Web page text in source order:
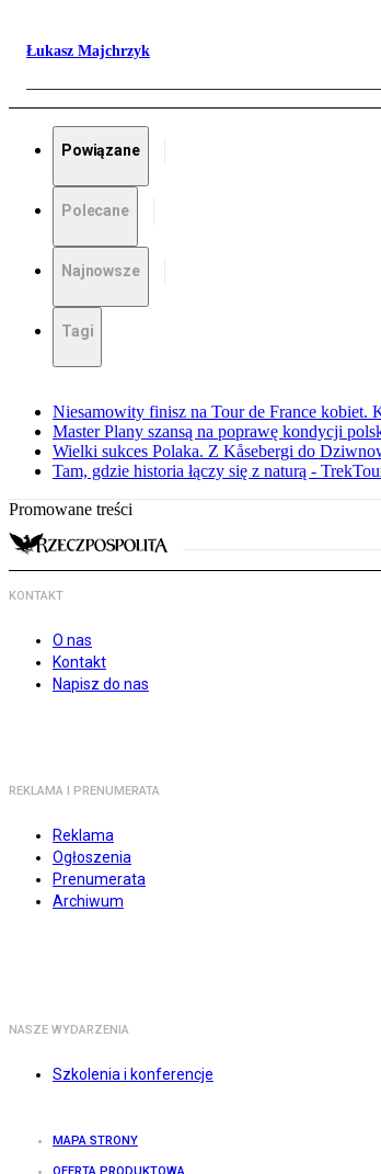
Łukasz Majchrzyk
Powiązane
Polecane
Najnowsze
Tagi
Niesamowity finisz na Tour de France kobiet.
Master Plany szansą na poprawę kondycji
Wielki sukces Polaka. Z Kåsebergi do
Tam, gdzie historia łączy się z naturą -
Promowane treści
KONTAKT
O nas
Kontakt
Napisz do nas
REKLAMA I PRENUMERATA
Reklama
Ogłoszenia
Prenumerata
Archiwum
NASZE WYDARZENIA
Szkolenia i konferencje
MAPA STRONY